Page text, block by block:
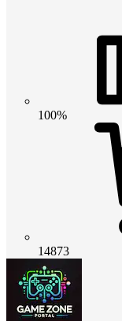
100%
14873